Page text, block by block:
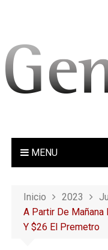
MENU
Inicio 2023
A Partir De
Y $26 El Premetro